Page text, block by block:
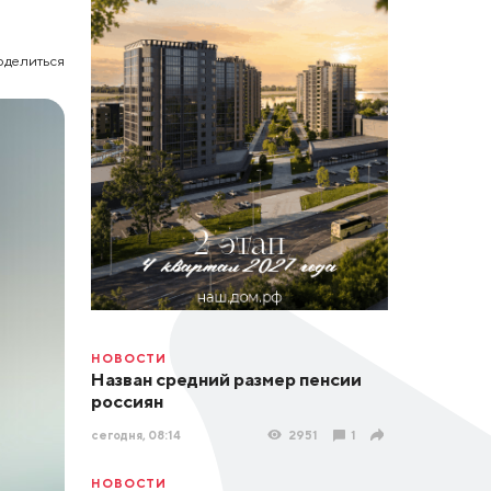
НОВОСТИ
Назван средний размер пенсии
россиян
сегодня, 08:14 2951 1
НОВОСТИ